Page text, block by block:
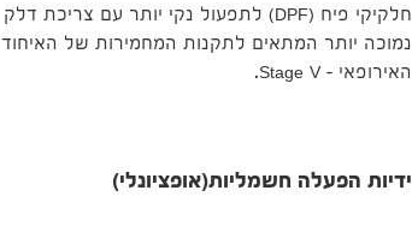
חלקיקי פיח (DPF) לתפעול נקי יותר עם צריכת דלק
נמוכה יותר המתאים לתקנות המחמירות של האיחוד
האירופאי – Stage V.
ידיות הפעלה חשמליות(אופציונלי)